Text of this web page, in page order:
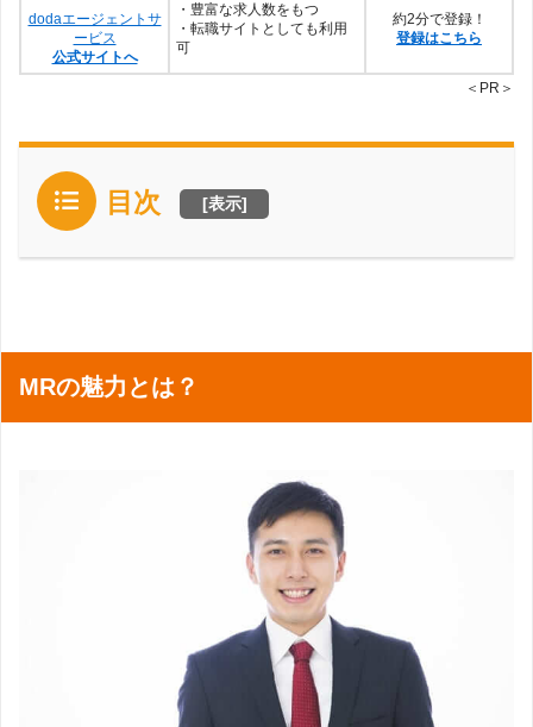
dodaエージェントサ
ービス
公式サイトへ
・豊富な求人数をもつ
・転職サイトとしても利用
可
約2分で登録！
登録はこちら
＜PR＞
目次 [表示]
MRの魅力とは？